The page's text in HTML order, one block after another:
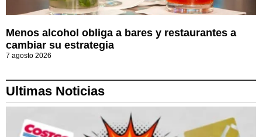
Menos alcohol obliga a bares y restaurantes a
cambiar su estrategia
7 agosto 2026
Ultimas Noticias